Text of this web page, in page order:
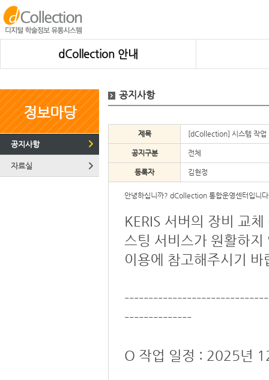
dCollection 안내
정보마당
공지사항
자료실
공지사항
제목 [dCollection] 시스템 작
공지구분 전체
등록자 김현정
안녕하십니까? dCollection 통합운영센터입니
KERIS 서버의 장비 교
스팅 서비스가 원활하
이용에 참고해주시기 바
--------------
O 작업 일정 : 2025년